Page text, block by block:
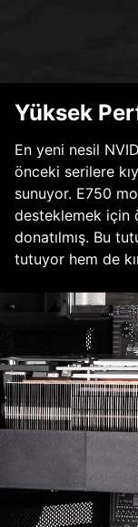
Yüksek
En yeni nesil
önceki serilere
sunuyor. E750
desteklemek için
donatılmış. Bu
tutuyor hem de